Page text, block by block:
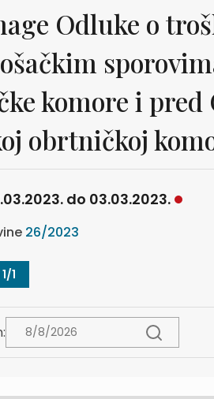
Odluke o
komore i pred
obrtničkoj
do 03.03.2023.
26/2023
1